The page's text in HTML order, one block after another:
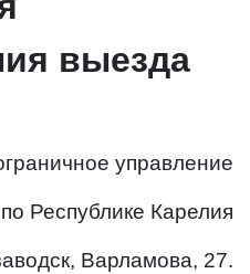
выезда
управление
Республике Карелия
Варламова, 27.